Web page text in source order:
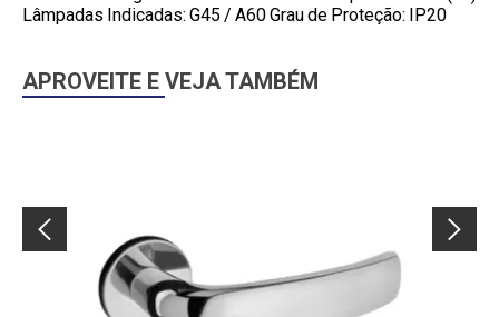
Lâmpadas Indicadas: G45 / A60 Grau de Proteção: IP20
APROVEITE E VEJA TAMBÉM